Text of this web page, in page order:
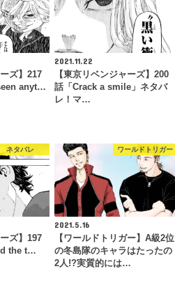
ズ】217
anyt…
2021.11.22
【東京リベンジャーズ】200
話「Crack a smile」ネタバ
レ！マ…
ネタバレ
ズ】197
the t…
ワールドトリガー
2021.5.16
【ワールドトリガー】A級2位
の冬島隊のキャラはたったの
2人!?実質的には…